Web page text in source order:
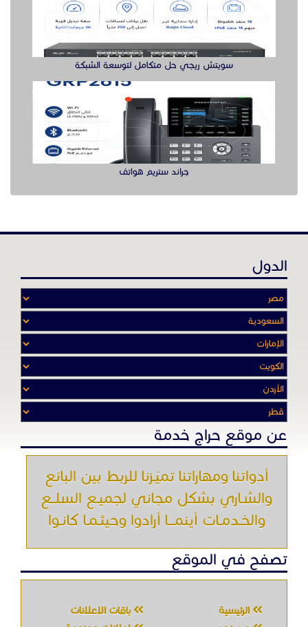
سويتش ريجي حل متكامل لتوسعة الشبكة
جراند ستريم هواتف
الدول
عن موقع حراج خدمة
أدواتنا ومهاراتنا تميّـزنا للربط بين البائع
والشـاري بشكل مجاني لجميـع السلــع
والخـدمـات أينمـــا أرادوا وحيثـمـا كانـوا
تصفح في الموقع
الرئيسية
باقات الإعلانات